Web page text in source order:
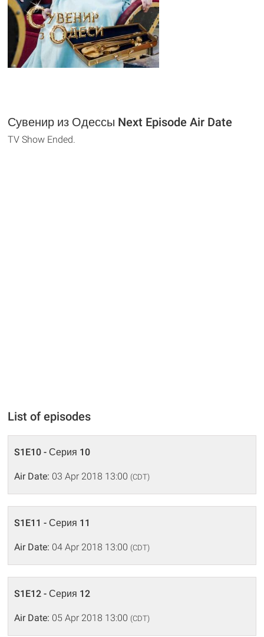
Сувенир из Одессы Next Episode Air Date
TV Show Ended.
List of episodes
S1E10 - Серия 10
Air Date: 03 Apr 2018 13:00 (CDT)
S1E11 - Серия 11
Air Date: 04 Apr 2018 13:00 (CDT)
S1E12 - Серия 12
Air Date: 05 Apr 2018 13:00 (CDT)